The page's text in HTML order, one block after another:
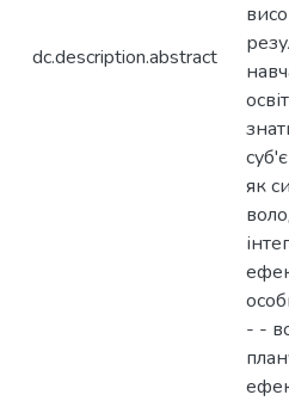
dc.description.abstract
як
- -